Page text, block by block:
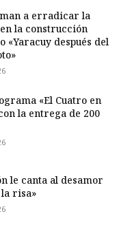
a erradicar la
la construcción
«Yaracuy después del
«El Cuatro en
la entrega de 200
le canta al desamor
la risa»